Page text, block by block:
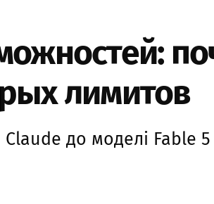
лимитов
до моделі Fable